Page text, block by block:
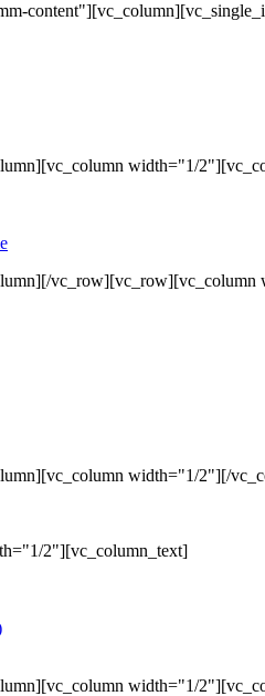
width="1/
width="1/2"][/
2"][vc_column_text]
width="1/